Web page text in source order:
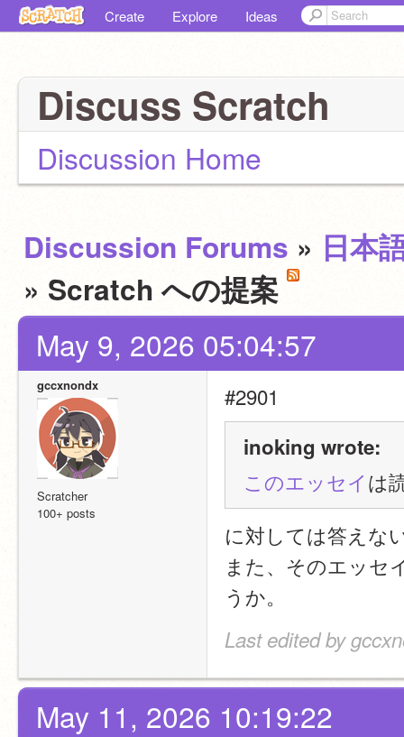
Create Explore Ideas
Discuss Scratch
Discussion Home
Discussion Forums » 日本
» Scratch への提案
May 9, 2026 05:04:57
gccxnondx
Scratcher
100+ posts
#2901
inoking wrote:
このエッセイは
に対しては答えな
また、そのエッセ
うか。
Last edited by
May 11, 2026 10:19:22